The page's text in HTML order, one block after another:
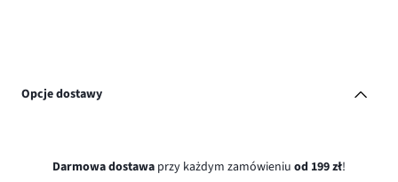
Opcje dostawy
Darmowa dostawa przy każdym zamówieniu od 199 zł!